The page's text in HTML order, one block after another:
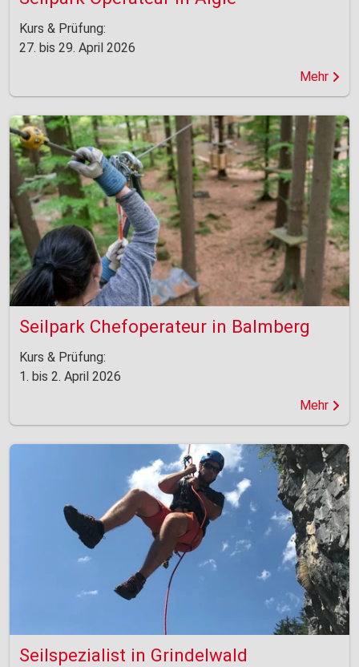
Kurs & Prüfung:
27. bis 29. April 2026
Mehr
Seilpark Chefoperateur in Balmberg
Kurs & Prüfung:
1. bis 2. April 2026
Mehr
Seilspezialist in Grindelwald